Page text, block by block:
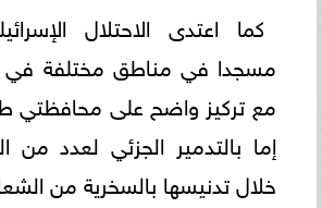
مسجدا في مناطق مختلفة في
مع تركيز واضح على محافظتي
إما بالتدمير الجزئي لعدد من
خلال تدنيسها بالسخرية من